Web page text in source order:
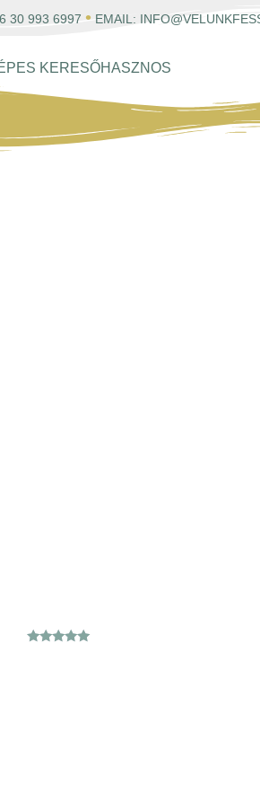
30 993 6997 •EMAIL:
KERESŐHASZNOS